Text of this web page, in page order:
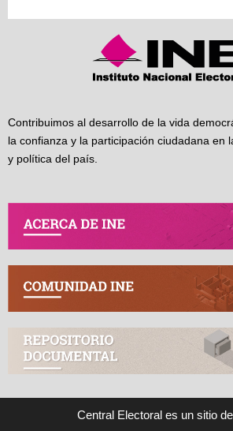
Contribuimos al desarrollo de la vida
la confianza y la participación ciudadana en
y política del país.
Central Electoral es un sitio